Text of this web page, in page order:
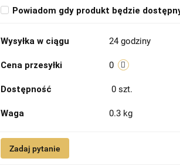
Powiadom gdy produkt będzie
Wysyłka w ciągu 24 godziny
Cena przesyłki 0
Dostępność 0 szt.
Waga 0.3 kg
Zadaj pytanie